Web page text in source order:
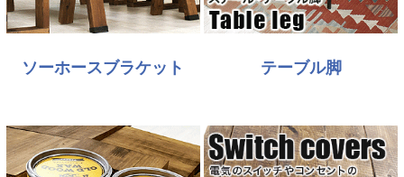
ソーホースブラケット テーブル脚